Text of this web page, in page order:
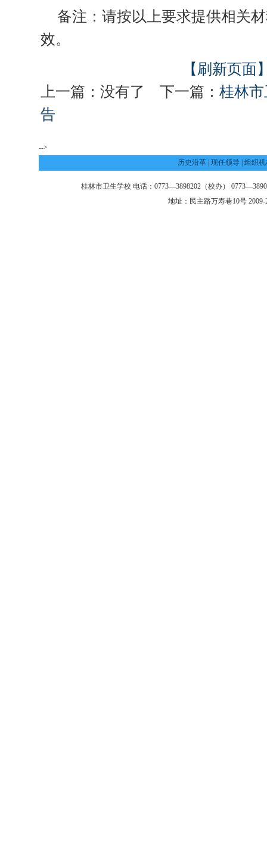
备注：请按以上要求提供相关
效。
【刷新页面
上一篇：没有了 下一篇： 桂林
告
-->
历史沿革 现任领导 组织
桂林市卫生学校 电话：0773—3898202（校办）
地址：民主路万寿巷10号 2009-